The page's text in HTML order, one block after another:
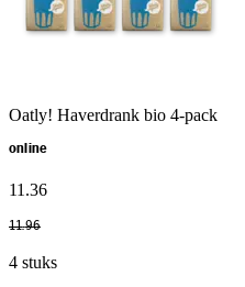
Oatly! Haverdrank bio 4-pack
online
11 .36
11.96
4 stuks